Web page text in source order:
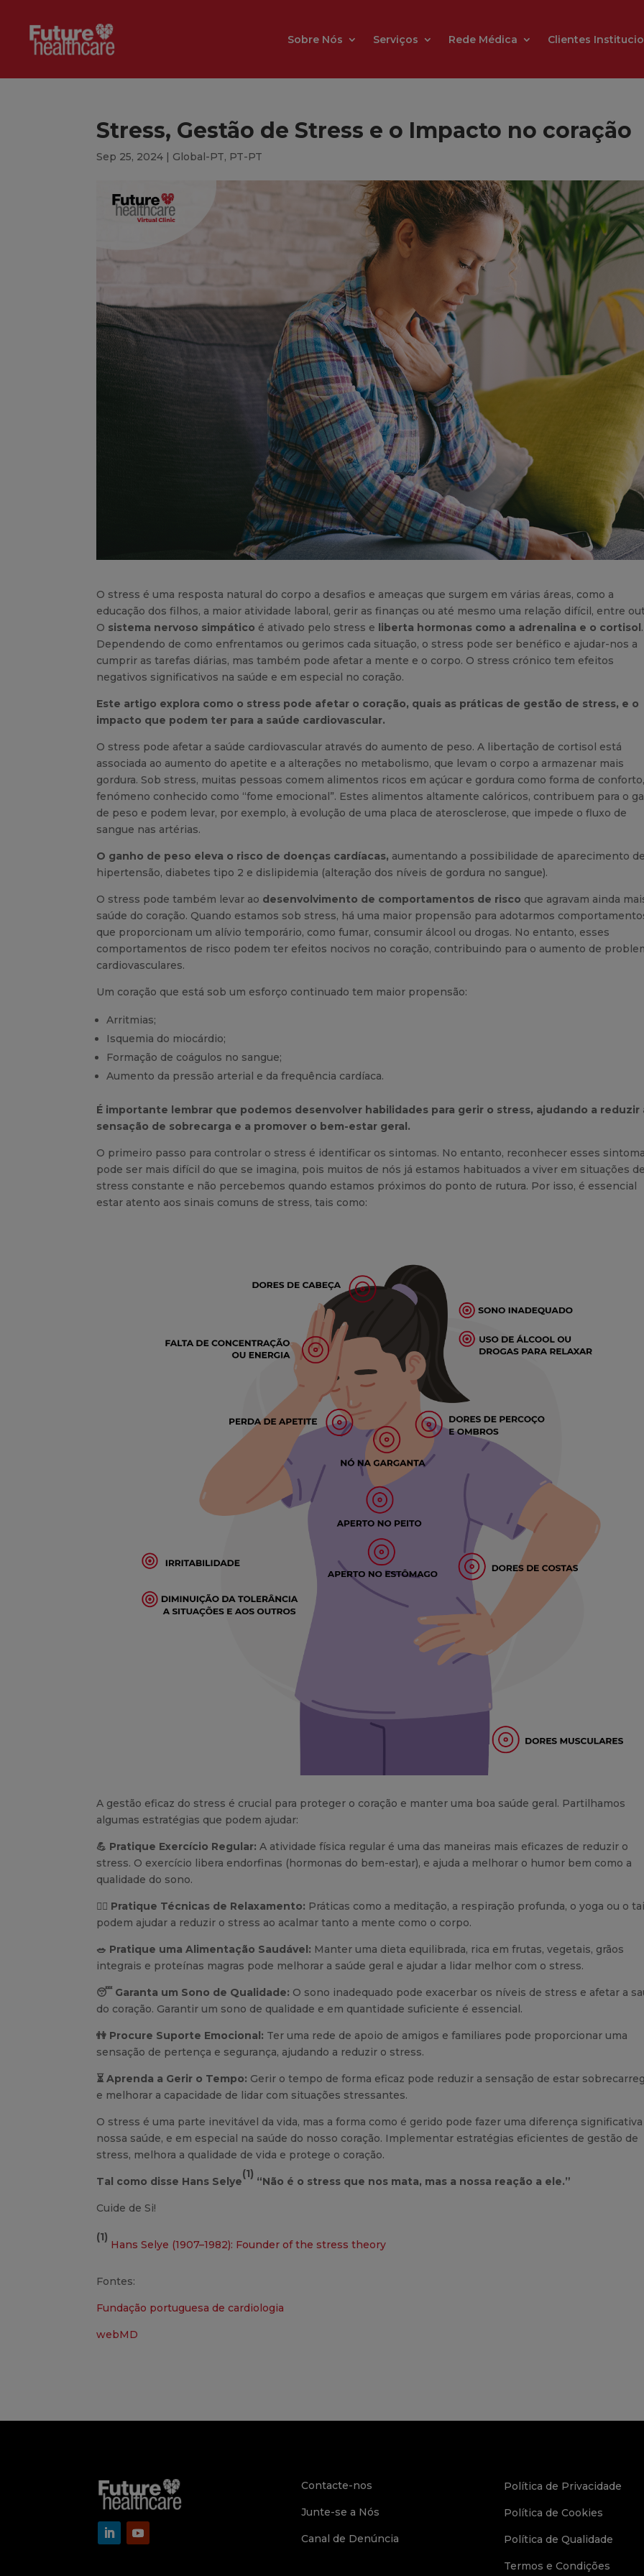
Sobre Nós Serviços Rede Médica Clientes
Stress, Gestão de Stress e o Impacto no coração
Sep 25, 2024 | Global-PT, PT-PT
O stress é uma resposta natural do corpo a desafios e ameaças que surgem em várias áreas, como a
educação dos filhos, a maior atividade laboral, gerir as finanças ou até mesmo uma relação difícil, entre
O sistema nervoso simpático é ativado pelo stress e liberta hormonas como a adrenalina e o cortisol.
Dependendo de como enfrentamos ou gerimos cada situação, o stress pode ser benéfico e ajudar-nos a
cumprir as tarefas diárias, mas também pode afetar a mente e o corpo. O stress crónico tem efeitos
negativos significativos na saúde e em especial no coração.
Este artigo explora como o stress pode afetar o coração, quais as práticas de gestão de stress, e o
impacto que podem ter para a saúde cardiovascular.
O stress pode afetar a saúde cardiovascular através do aumento de peso. A libertação de cortisol está
associada ao aumento do apetite e a alterações no metabolismo, que levam o corpo a armazenar mais
gordura. Sob stress, muitas pessoas comem alimentos ricos em açúcar e gordura como forma de
fenómeno conhecido como “fome emocional”. Estes alimentos altamente calóricos, contribuem para o
de peso e podem levar, por exemplo, à evolução de uma placa de aterosclerose, que impede o fluxo de
sangue nas artérias.
O ganho de peso eleva o risco de doenças cardíacas, aumentando a possibilidade de aparecimento de
hipertensão, diabetes tipo 2 e dislipidemia (alteração dos níveis de gordura no sangue).
O stress pode também levar ao desenvolvimento de comportamentos de risco que agravam ainda
saúde do coração. Quando estamos sob stress, há uma maior propensão para adotarmos
que proporcionam um alívio temporário, como fumar, consumir álcool ou drogas. No entanto, esses
comportamentos de risco podem ter efeitos nocivos no coração, contribuindo para o aumento de
cardiovasculares.
Um coração que está sob um esforço continuado tem maior propensão:
Arritmias;
Isquemia do miocárdio;
Formação de coágulos no sangue;
Aumento da pressão arterial e da frequência cardíaca.
É importante lembrar que podemos desenvolver habilidades para gerir o stress, ajudando a reduzir
sensação de sobrecarga e a promover o bem-estar geral.
O primeiro passo para controlar o stress é identificar os sintomas. No entanto, reconhecer esses
pode ser mais difícil do que se imagina, pois muitos de nós já estamos habituados a viver em situações de
stress constante e não percebemos quando estamos próximos do ponto de rutura. Por isso, é essencial
estar atento aos sinais comuns de stress, tais como:
A gestão eficaz do stress é crucial para proteger o coração e manter uma boa saúde geral. Partilhamos
algumas estratégias que podem ajudar:
💪 Pratique Exercício Regular: A atividade física regular é uma das maneiras mais eficazes de reduzir o
stress. O exercício libera endorfinas (hormonas do bem-estar), e ajuda a melhorar o humor bem como a
qualidade do sono.
🧘‍♀️ Pratique Técnicas de Relaxamento: Práticas como a meditação, a respiração profunda, o yoga ou o
podem ajudar a reduzir o stress ao acalmar tanto a mente como o corpo.
🥗 Pratique uma Alimentação Saudável: Manter uma dieta equilibrada, rica em frutas, vegetais, grãos
integrais e proteínas magras pode melhorar a saúde geral e ajudar a lidar melhor com o stress.
😴 Garanta um Sono de Qualidade: O sono inadequado pode exacerbar os níveis de stress e afetar a
do coração. Garantir um sono de qualidade e em quantidade suficiente é essencial.
👫 Procure Suporte Emocional: Ter uma rede de apoio de amigos e familiares pode proporcionar uma
sensação de pertença e segurança, ajudando a reduzir o stress.
⏳Aprenda a Gerir o Tempo: Gerir o tempo de forma eficaz pode reduzir a sensação de estar
e melhorar a capacidade de lidar com situações stressantes.
O stress é uma parte inevitável da vida, mas a forma como é gerido pode fazer uma diferença significativa
nossa saúde, e em especial na saúde do nosso coração. Implementar estratégias eficientes de gestão de
stress, melhora a qualidade de vida e protege o coração.
Tal como disse Hans Selye
(1)
“Não é o stress que nos mata, mas a nossa reação a ele.”
Cuide de Si!
(1)
Hans Selye (1907–1982): Founder of the stress theory
Fontes:
Fundação portuguesa de cardiologia
webMD
Contacte-nos
Junte-se a Nós
Canal de Denúncia
Política de Privacidade
Política de Cookies
Política de Qualidade
Termos e Condições